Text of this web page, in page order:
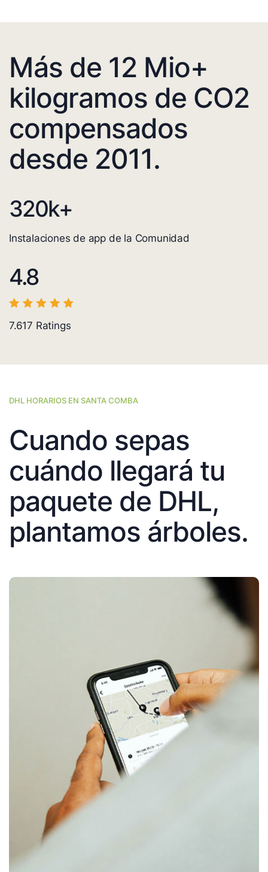
Más de 12 Mio+
kilogramos de CO2
compensados
desde 2011.
320k+
Instalaciones de app de la Comunidad
4.8
7.617 Ratings
DHL HORARIOS EN SANTA COMBA
Cuando sepas
cuándo llegará tu
paquete de DHL,
plantamos árboles.